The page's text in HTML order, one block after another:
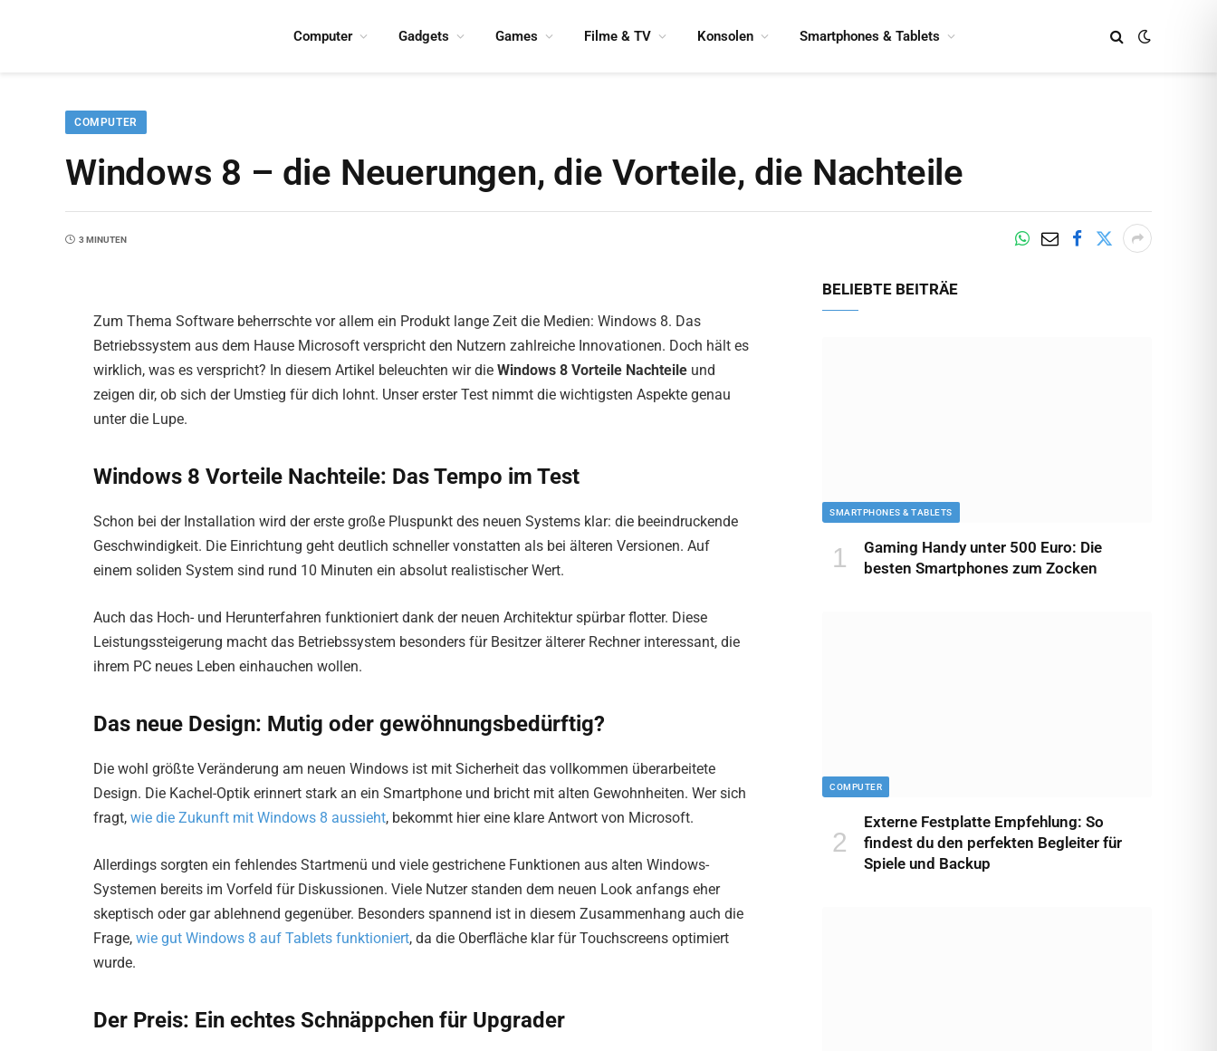
Computer Gadgets Games Filme & TV Konsolen Smartphones & Tablets
COMPUTER
Windows 8 – die Neuerungen, die Vorteile, die Nachteile
3 MINUTEN
Zum Thema Software beherrschte vor allem ein Produkt lange Zeit die Medien: Windows 8. Das
Betriebssystem aus dem Hause Microsoft verspricht den Nutzern zahlreiche Innovationen. Doch hält es
wirklich, was es verspricht? In diesem Artikel beleuchten wir die Windows 8 Vorteile Nachteile und
zeigen dir, ob sich der Umstieg für dich lohnt. Unser erster Test nimmt die wichtigsten Aspekte genau
unter die Lupe.
Windows 8 Vorteile Nachteile: Das Tempo im Test
Schon bei der Installation wird der erste große Pluspunkt des neuen Systems klar: die beeindruckende
Geschwindigkeit. Die Einrichtung geht deutlich schneller vonstatten als bei älteren Versionen. Auf
einem soliden System sind rund 10 Minuten ein absolut realistischer Wert.
Auch das Hoch- und Herunterfahren funktioniert dank der neuen Architektur spürbar flotter. Diese
Leistungssteigerung macht das Betriebssystem besonders für Besitzer älterer Rechner interessant, die
ihrem PC neues Leben einhauchen wollen.
Das neue Design: Mutig oder gewöhnungsbedürftig?
Die wohl größte Veränderung am neuen Windows ist mit Sicherheit das vollkommen überarbeitete
Design. Die Kachel-Optik erinnert stark an ein Smartphone und bricht mit alten Gewohnheiten. Wer sich
fragt, wie die Zukunft mit Windows 8 aussieht, bekommt hier eine klare Antwort von Microsoft.
Allerdings sorgten ein fehlendes Startmenü und viele gestrichene Funktionen aus alten Windows-
Systemen bereits im Vorfeld für Diskussionen. Viele Nutzer standen dem neuen Look anfangs eher
skeptisch oder gar ablehnend gegenüber. Besonders spannend ist in diesem Zusammenhang auch die
Frage, wie gut Windows 8 auf Tablets funktioniert, da die Oberfläche klar für Touchscreens optimiert
wurde.
Der Preis: Ein echtes Schnäppchen für Upgrader
BELIEBTE BEITRÄE
SMARTPHONES & TABLETS
Gaming Handy unter 500 Euro: Die
besten Smartphones zum Zocken
COMPUTER
Externe Festplatte Empfehlung: So
findest du den perfekten Begleiter für
Spiele und Backup